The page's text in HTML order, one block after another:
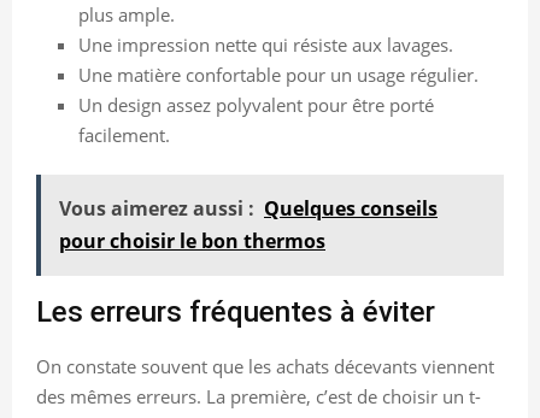
plus ample.
Une impression nette qui résiste aux lavages.
Une matière confortable pour un usage régulier.
Un design assez polyvalent pour être porté
facilement.
Vous aimerez aussi : Quelques conseils
pour choisir le bon thermos
Les erreurs fréquentes à éviter
On constate souvent que les achats décevants viennent
des mêmes erreurs. La première, c’est de choisir un t-